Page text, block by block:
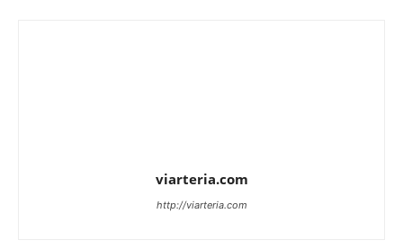
viarteria.com
http://viarteria.com